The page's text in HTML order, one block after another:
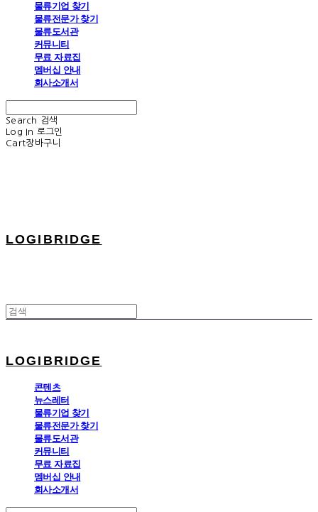
물류기업 찾기
물류전문가 찾기
물류도서관
커뮤니티
무료 자료집
멤버십 안내
회사소개서
Search
검색
Log In 로그인
Cart장바구니
LOGIBRIDGE
LOGIBRIDGE
콘텐츠
뉴스레터
물류기업 찾기
물류전문가 찾기
물류도서관
커뮤니티
무료 자료집
멤버십 안내
회사소개서